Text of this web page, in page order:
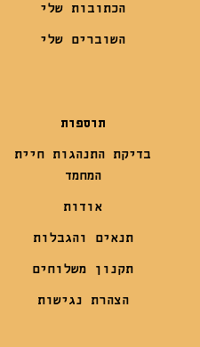
הכתובות שלי
השוברים שלי
תוספות
בדיקת התנהגות חיית
המחמד
אודות
תנאים והגבלות
תקנון משלוחים
הצהרת נגישות